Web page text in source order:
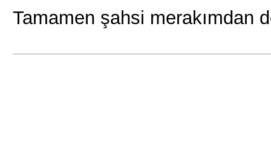
Tamamen şahsi merakımdan